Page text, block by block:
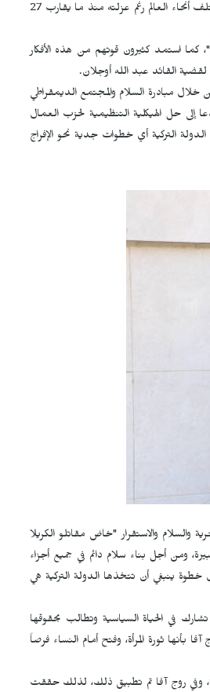
من مدينة قامشلو إن أفكار وفلسفة القائد عبد الله أوجلان انتشرت في مختلف أنحاء العالم رغم عزلته منذ ما يقارب 27
كما استمد كثيرون قوتهم من هذه الأفكار
القائد عبد الله أوجلان.
مبادرة السلام والمجتمع الديمقراطي
كما دعا إلى حل الهيكلية التنظيمية لحزب العمال
التركية أي خطوات جدية نحو الإفراج
والاستقرار "خاض مقاتلو الكريلا
ومن أجل بناء سلام دائم في جميع أجزاء
خطوة ينبغي أن تتخذها الدولة التركية هي
في الحياة السياسية وتطالب بحقوقها
ثورة المرأة، وفتح أمام النساء فرصاً
وفي روج آفا تم تطبيق ذلك، لذلك حققت